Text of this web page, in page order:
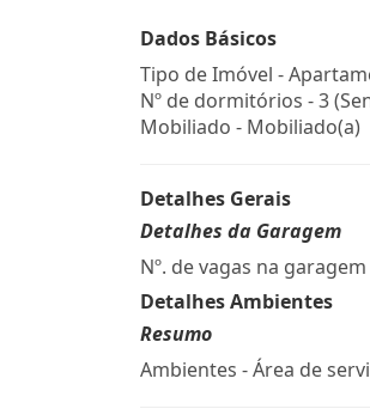
Dados Básicos
Tipo de Imóvel -
Nº de dormitórios - 3
Mobiliado - Mobiliado(a)
Detalhes Gerais
Detalhes da Garagem
Nº. de vagas na garagem
Detalhes Ambientes
Resumo
Ambientes - Área de